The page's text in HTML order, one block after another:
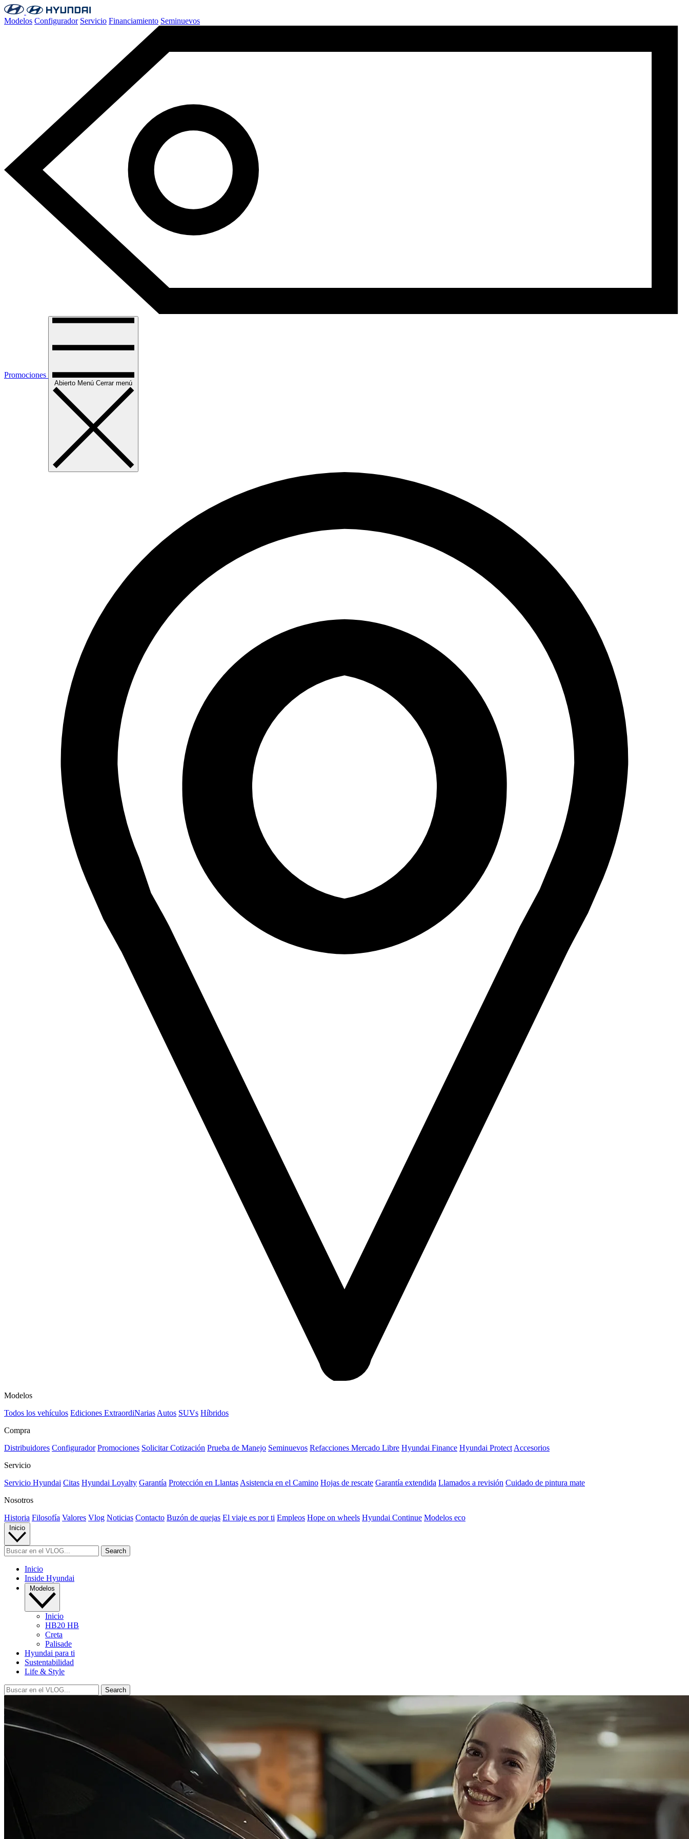
Modelos Configurador Servicio Financiamiento Seminuevos
Promociones
Abierto Menú Cerrar menú
Modelos
Todos los vehículos Ediciones ExtraordiNarias Autos SUVs Híbridos
Compra
Distribuidores Configurador Promociones Solicitar Cotización Prueba de Manejo Seminuevos Refacciones Mercado Libre Hyundai Finance Hyundai Protect Accesorios
Servicio
Servicio Hyundai Citas Hyundai Loyalty Garantía Protección en Llantas Asistencia en el Camino Hojas de rescate Garantía extendida Llamados a revisión Cuidado de pintura mate⁠
Nosotros
Historia Filosofía Valores Vlog Noticias Contacto Buzón de quejas El viaje es por ti Empleos Hope on wheels Hyundai Continue Modelos eco
Inicio
Inicio
Inside Hyundai
Modelos
Inicio
HB20 HB
Creta
Palisade
Hyundai para ti
Sustentabilidad
Life & Style